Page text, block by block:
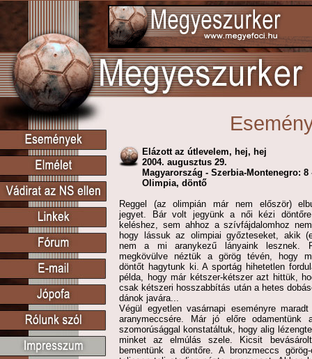
Elázott az útlevelem, hej, hej
2004. augusztus 29.
Magyarország - Szerbia-Montenegro: 8
Olimpia, döntő
Reggel (az olimpián már nem először)
jegyet. Bár volt jegyünk a női kézi
keléshez, sem ahhoz a szívfájdalomhoz
hogy lássuk az olimpiai győzteseket, akik
nem a mi aranykezű lányaink lesznek.
megkövülve néztük a görög tévén, hogy
döntőt hagytunk ki. A sportág hihetetlen
példa, hogy már kétszer-kétszer azt hittük,
csak kétszeri hosszabbítás után a hetes
dánok javára...
Végül egyetlen vasárnapi eseményre
aranymeccsére. Már jó előre odamentünk
szomorúsággal konstatáltuk, hogy alig
minket az elmúlás szele. Kicsit
bementünk a döntőre. A bronzmeccs